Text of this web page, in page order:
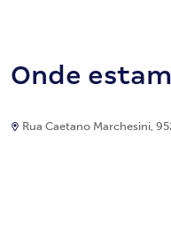
Onde
Rua Caetano Marchesini,